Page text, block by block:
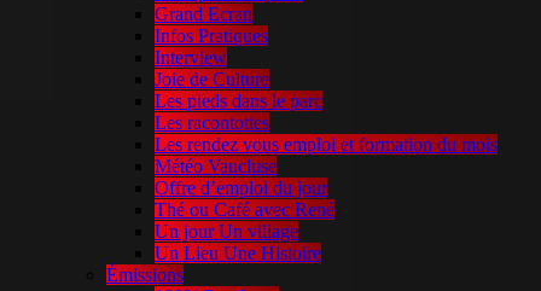
Grand Ecran
Infos Pratiques
Interview
Joie de Culture
Les pieds dans le parc
Les racontottes
Les rendez vous emploi et formation du mois
Météo Vaucluse
Offre d’emploi du jour
Thé ou Café avec René
Un jour Un village
Un Lieu Une Histoire
Émissions